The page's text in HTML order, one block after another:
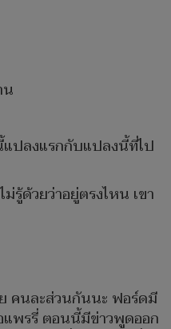
น
ปลงแรกกับแปลงนี้ที่ไป
รู้ด้วยว่าอยู่ตรงไหน เขา
คนละส่วนกันนะ ฟอร์ดมี
พรรี่ ตอนนี้มีข่าวพูดออก